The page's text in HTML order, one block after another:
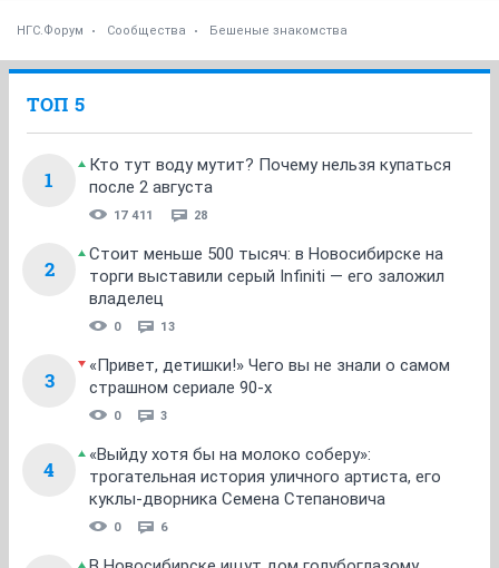
НГС.Форум Сообщества Бешеные знакомства
ТОП 5
1
Кто тут воду мутит? Почему нельзя купаться
после 2 августа
17 411 28
2
Стоит меньше 500 тысяч: в Новосибирске на
торги выставили серый Infiniti — его заложил
владелец
0 13
3
«Привет, детишки!» Чего вы не знали о самом
страшном сериале 90-х
0 3
4
«Выйду хотя бы на молоко соберу»:
трогательная история уличного артиста, его
куклы-дворника Семена Степановича
0 6